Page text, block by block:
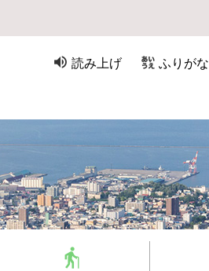
読み上げ ふりがな